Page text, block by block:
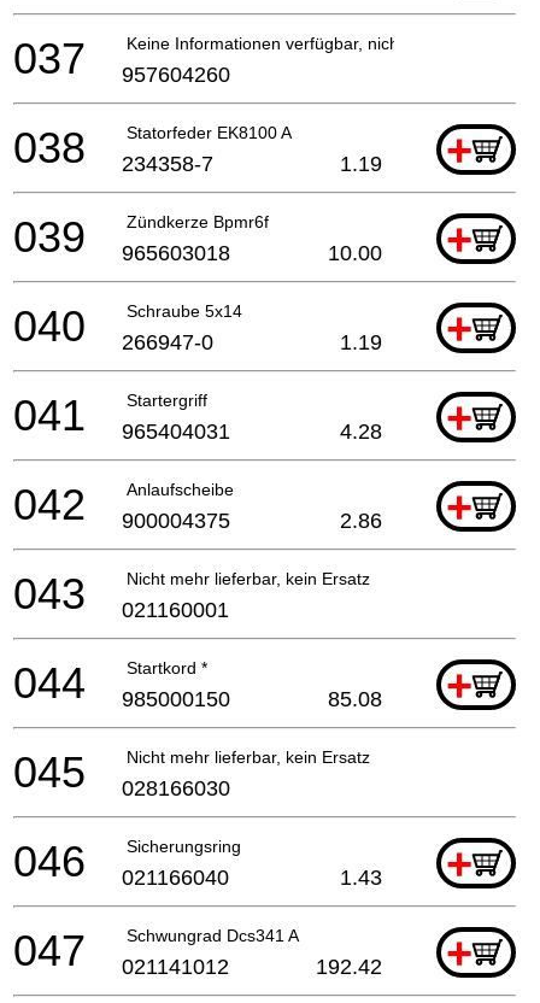
Keine Informationen verfügbar, nicht bestellbar
037 957604260
Statorfeder EK8100 A +
038 234358-7 1.19
Zündkerze Bpmr6f +
039 965603018 10.00
Schraube 5x14 +
040 266947-0 1.19
Startergriff +
041 965404031 4.28
Anlaufscheibe +
042 900004375 2.86
Nicht mehr lieferbar, kein Ersatz
043 021160001
Startkord * +
044 985000150 85.08
Nicht mehr lieferbar, kein Ersatz
045 028166030
Sicherungsring +
046 021166040 1.43
Schwungrad Dcs341 A +
047 021141012 192.42